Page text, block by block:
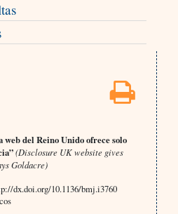
del Reino Unido ofrece solo
(Disclosure UK website gives
Goldacre)
dx.doi.org/10.1136/bmj.i3760